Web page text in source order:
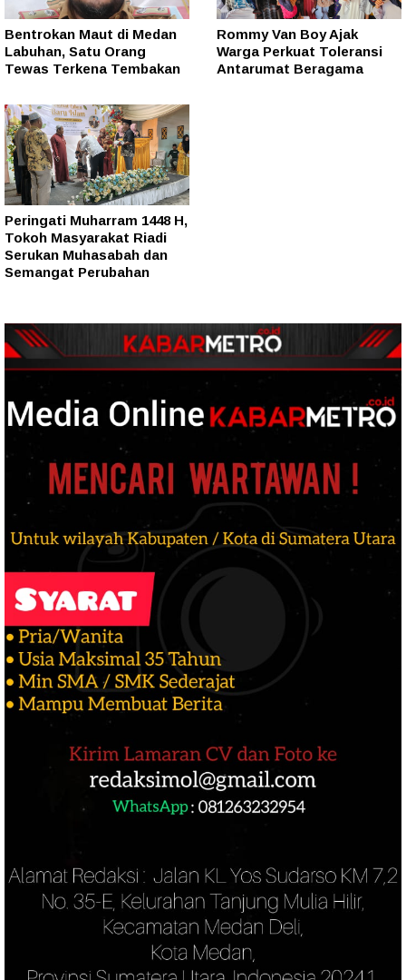
Bentrokan Maut di Medan
Labuhan, Satu Orang
Tewas Terkena Tembakan
Rommy Van Boy Ajak
Warga Perkuat Toleransi
Antarumat Beragama
Peringati Muharram 1448 H,
Tokoh Masyarakat Riadi
Serukan Muhasabah dan
Semangat Perubahan